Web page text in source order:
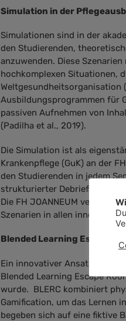
Simulation in der
Simulationen sind in der
den Studierenden,
anzuwenden. Diese
hochkomplexen Situationen,
Weltgesundheitsorganisation
Ausbildungsprogrammen für
passiven Aufnehmen von
(Padilha et al., 2019).
Die Simulation ist als
Krankenpflege (GuK) an der
den Studierenden in jedem
strukturierter Debriefings zu
Die FH JOANNEUM verfügt
Szenarien in allen inner- und
Blended Learning Escape
Ein innovativer Ansatz zur
Blended Learning Escape
wurde. BLERC kombiniert
Gamification, um das Lernen
begeben sich auf eine fiktive